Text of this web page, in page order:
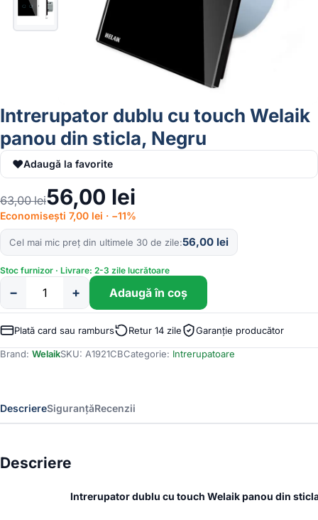
Intrerupator dublu cu touch Welaik
panou din sticla, Negru
♥Adaugă la favorite
63,00lei56,00 lei
Economisești 7,00 lei · −11%
Cel mai mic preț din ultimele 30 de zile 56,00 lei
Stoc furnizor · Livrare: 2-3 zile lucrătoare
Cantitate
Intrerupator
dublu
touch
sticla,
Negru
− + Adaugă în coș
Plată card sau ramburs Retur 14 zile Garanție producător
Brand: WelaikSKU: A1921CBCategorie: Intrerupatoare
DescriereSiguranțăRecenzii
Descriere
Intrerupator dublu cu touch Welaik panou din